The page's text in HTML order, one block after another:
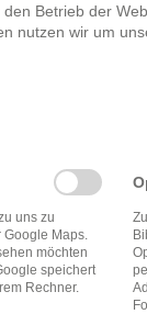
Betrieb der
nutzen wir um
uns zu
Google Maps.
möchten
speichert
Rechner.